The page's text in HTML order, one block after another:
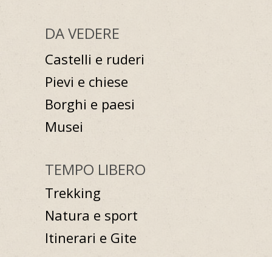
DA VEDERE
Castelli e ruderi
Pievi e chiese
Borghi e paesi
Musei
TEMPO LIBERO
Trekking
Natura e sport
Itinerari e Gite